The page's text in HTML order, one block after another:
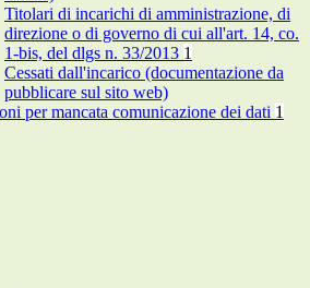
Titolari di incarichi di amministrazione, di
direzione o di governo di cui all'art. 14, co.
1-bis, del dlgs n. 33/2013 1
Cessati dall'incarico (documentazione da
pubblicare sul sito web)
per mancata comunicazione dei dati 1